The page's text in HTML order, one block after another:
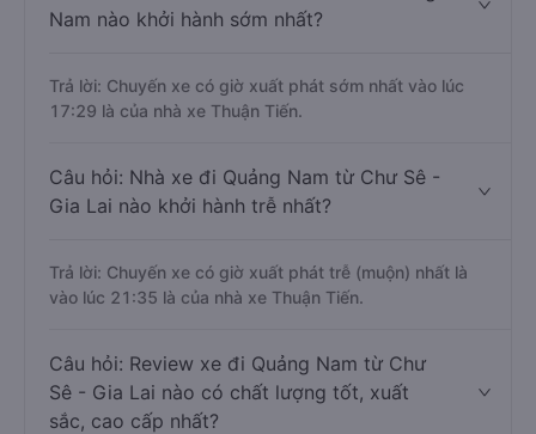
Nam nào khởi hành sớm nhất?
Trả lời: Chuyến xe có giờ xuất phát sớm nhất vào lúc
17:29 là của nhà xe Thuận Tiến.
Câu hỏi: Nhà xe đi Quảng Nam từ Chư Sê -
Gia Lai nào khởi hành trễ nhất?
Trả lời: Chuyến xe có giờ xuất phát trễ (muộn) nhất là
vào lúc 21:35 là của nhà xe Thuận Tiến.
Câu hỏi: Review xe đi Quảng Nam từ Chư
Sê - Gia Lai nào có chất lượng tốt, xuất
sắc, cao cấp nhất?